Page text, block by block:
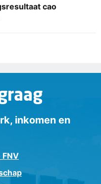
cao
inkomen en